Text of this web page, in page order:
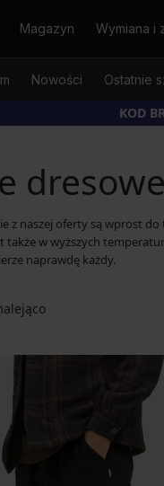
SzukajMagazyn Wymiana i
Nowości Ostatnie
KOD
dresowe
naszej oferty są wprost
w wyższych
naprawdę każdy.